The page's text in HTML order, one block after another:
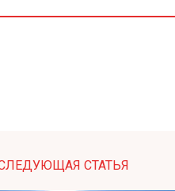
СТАТЬЯ